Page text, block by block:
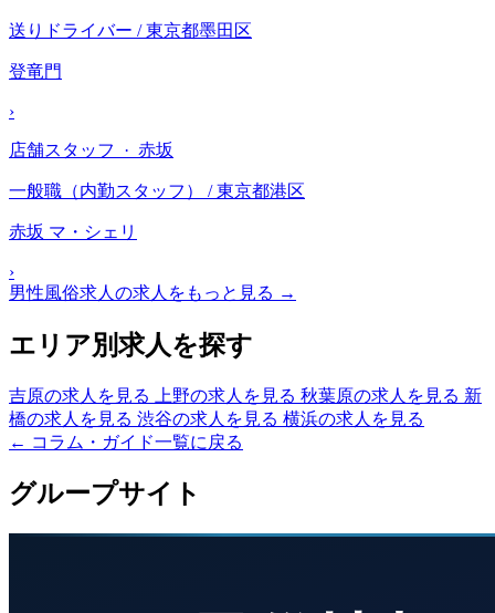
送りドライバー / 東京都墨田区
登竜門
›
店舗スタッフ · 赤坂
一般職（内勤スタッフ） / 東京都港区
赤坂 マ・シェリ
›
男性風俗求人の求人をもっと見る →
エリア別求人を探す
吉原の求人を見る 上野の求人を見る 秋葉原の求人を見る 新
橋の求人を見る 渋谷の求人を見る 横浜の求人を見る
← コラム・ガイド一覧に戻る
グループサイト